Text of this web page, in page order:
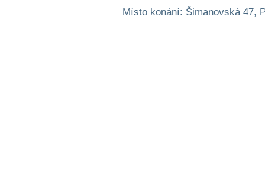
Místo konání: Šimanovská 47,